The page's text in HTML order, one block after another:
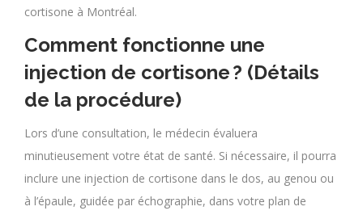
cortisone à Montréal.
Comment fonctionne une
injection de cortisone ? (Détails
de la procédure)
Lors d’une consultation, le médecin évaluera
minutieusement votre état de santé. Si nécessaire, il pourra
inclure une injection de cortisone dans le dos, au genou ou
à l’épaule, guidée par échographie, dans votre plan de